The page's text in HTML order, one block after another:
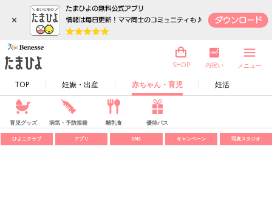
×
TOP 妊娠・出産 赤ちゃん・育児 妊活
SHOP 内祝い メニュー
育児グッズ 病気・予防接種 離乳食 優待パス
ひよこクラブ アプリ SNS キャンペーン 写真スタジオ